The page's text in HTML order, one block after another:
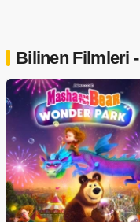
Bilinen Filmleri -